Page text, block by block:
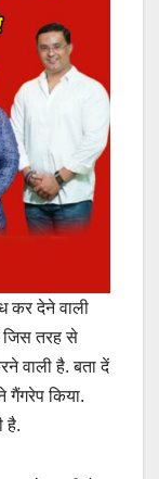
कर देने वाली
जिस तरह से
वाली है. बता दें
गैंगरेप किया.
है.